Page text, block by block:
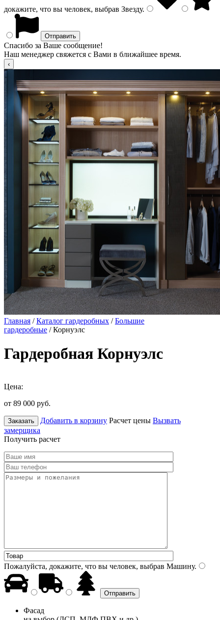
докажите, что вы человек, выбрав Звезду.
Спасибо за Ваше сообщение!
Наш менеджер свяжется с Вами в ближайшее время.
Главная /Каталог гардеробных /Большие
гардеробные / Корнуэлс
Гардеробная Корнуэлс
Цена:
от 89 000 руб.
Заказать Добавить в корзину Расчет цены Вызвать
замерщика
Получить расчет
Пожалуйста, докажите, что вы человек, выбрав Машину.
Фасад